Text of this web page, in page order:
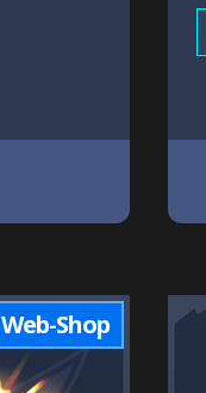
Web-Shop